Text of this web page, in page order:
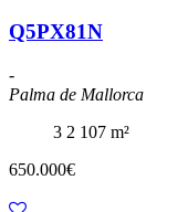
Q5PX81N
-
Palma de Mallorca
3 2 107 m²
650.000€